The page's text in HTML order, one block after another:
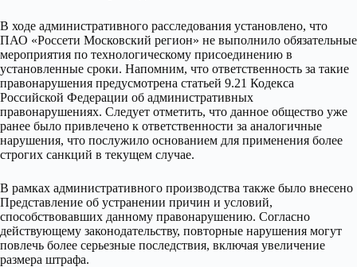
В ходе административного расследования установлено, что
ПАО «Россети Московский регион» не выполнило обязательные
мероприятия по технологическому присоединению в
установленные сроки. Напомним, что ответственность за такие
правонарушения предусмотрена статьей 9.21 Кодекса
Российской Федерации об административных
правонарушениях. Следует отметить, что данное общество уже
ранее было привлечено к ответственности за аналогичные
нарушения, что послужило основанием для применения более
строгих санкций в текущем случае.
В рамках административного производства также было внесено
Представление об устранении причин и условий,
способствовавших данному правонарушению. Согласно
действующему законодательству, повторные нарушения могут
повлечь более серьезные последствия, включая увеличение
размера штрафа.